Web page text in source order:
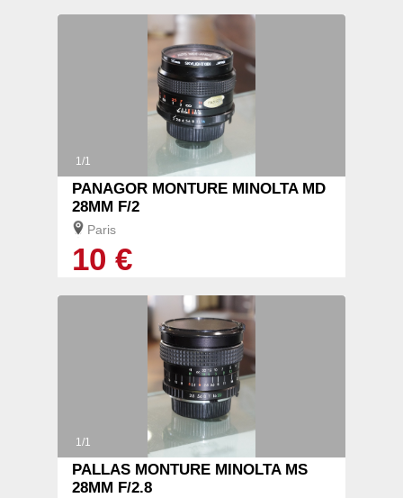
1/1
PANAGOR MONTURE MINOLTA MD
28MM F/2
Paris
10 €
1/1
PALLAS MONTURE MINOLTA MS
28MM F/2.8